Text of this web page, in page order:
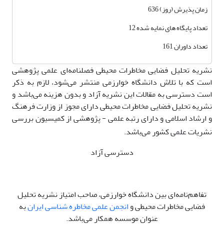
زمان پذیرش (روز) 636
تعداد پایگاه های نمایه شده 12
تعداد داوران 161
نشریه تحلیل فضایی مخاطرات محیطی فصلنامه‌ای علمی پژوهشی
است که با تلاش دانشگاه خوارزمی منتشر می‌شود، لازم به ذکر
است دسترسی به مقالات این نشریه آزاد و بدون هزینه می‌باشد و
نشریه تحلیل فضایی مخاطرات محیطی دارای مجوز از وزارت فرهنگ
و ارشاد اسلامی و دارای رتبه علمی - پژوهشی از کمیسیون بررسی
نشریات علمی کشور می‌باشد.
دسترسی آزاد
تفاهم‌نامه‌ای بین دانشگاه خوارزمی، صاحب امتیاز نشریه تحلیل
فضایی مخاطرات محیطی وانجمن علمی مخاطره شناسی ایرانبه
عنوان موسسه همکار می‌باشد.